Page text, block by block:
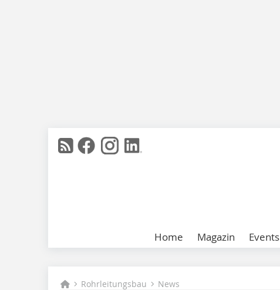
Home Magazin Events
Rohrleitungsbau News